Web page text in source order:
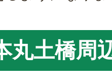
丸土橋周